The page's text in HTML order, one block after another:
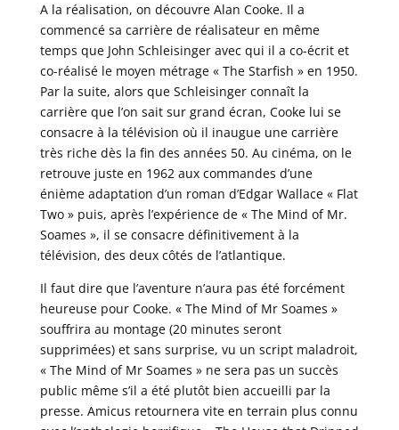
A la réalisation, on découvre Alan Cooke. Il a
commencé sa carrière de réalisateur en même
temps que John Schleisinger avec qui il a co-écrit et
co-réalisé le moyen métrage « The Starfish » en 1950.
Par la suite, alors que Schleisinger connaît la
carrière que l’on sait sur grand écran, Cooke lui se
consacre à la télévision où il inaugue une carrière
très riche dès la fin des années 50. Au cinéma, on le
retrouve juste en 1962 aux commandes d’une
énième adaptation d’un roman d’Edgar Wallace « Flat
Two » puis, après l’expérience de « The Mind of Mr.
Soames », il se consacre définitivement à la
télévision, des deux côtés de l’atlantique.
Il faut dire que l’aventure n’aura pas été forcément
heureuse pour Cooke. « The Mind of Mr Soames »
souffrira au montage (20 minutes seront
supprimées) et sans surprise, vu un script maladroit,
« The Mind of Mr Soames » ne sera pas un succès
public même s’il a été plutôt bien accueilli par la
presse. Amicus retournera vite en terrain plus connu